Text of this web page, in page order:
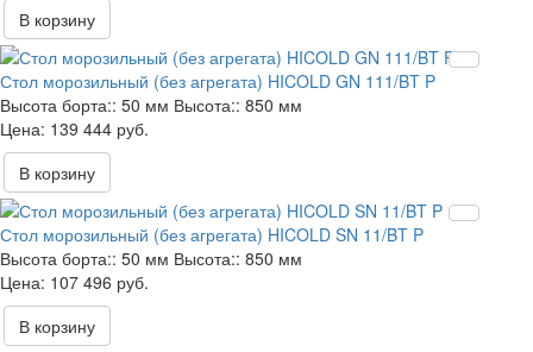
В корзину
Стол морозильный (без агрегата) HICOLD GN 111/BT P
Высота борта:: 50 мм Высота:: 850 мм
139 444 руб.
В корзину
Стол морозильный (без агрегата) HICOLD SN 11/BT P
Высота борта:: 50 мм Высота:: 850 мм
107 496 руб.
В корзину